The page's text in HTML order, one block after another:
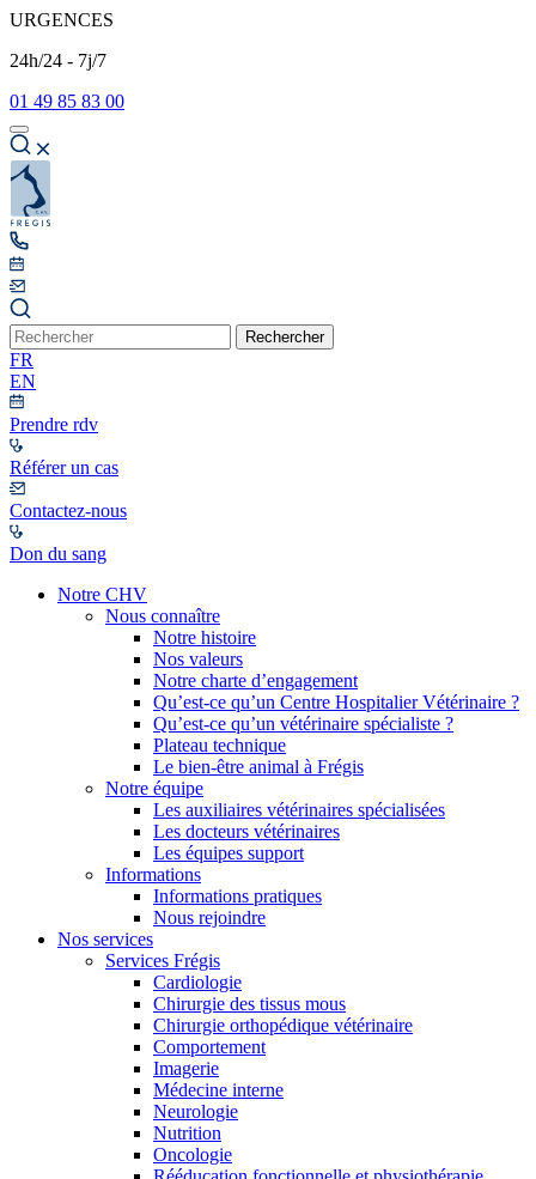
URGENCES
24h/24 - 7j/7
01 49 85 83 00
Rechercher
FR
EN
Prendre rdv
Référer un cas
Contactez-nous
Don du sang
Notre CHV
Nous connaître
Notre histoire
Nos valeurs
Notre charte d’engagement
Qu’est-ce qu’un Centre Hospitalier Vétérinaire ?
Qu’est-ce qu’un vétérinaire spécialiste ?
Plateau technique
Le bien-être animal à Frégis
Notre équipe
Les auxiliaires vétérinaires spécialisées
Les docteurs vétérinaires
Les équipes support
Informations
Informations pratiques
Nous rejoindre
Nos services
Services Frégis
Cardiologie
Chirurgie des tissus mous
Chirurgie orthopédique vétérinaire
Comportement
Imagerie
Médecine interne
Neurologie
Nutrition
Oncologie